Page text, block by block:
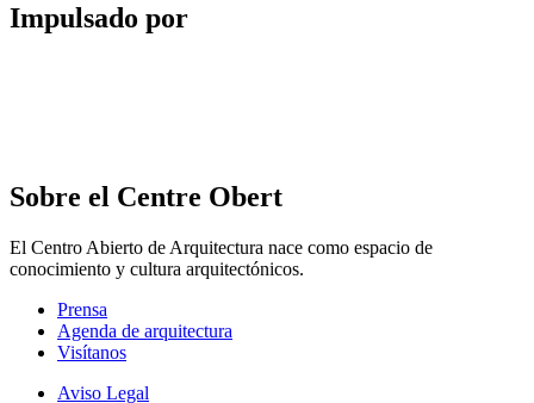
Impulsado por
Sobre el Centre Obert
El Centro Abierto de Arquitectura nace como espacio de
conocimiento y cultura arquitectónicos.
Prensa
Agenda de arquitectura
Visítanos
Aviso Legal